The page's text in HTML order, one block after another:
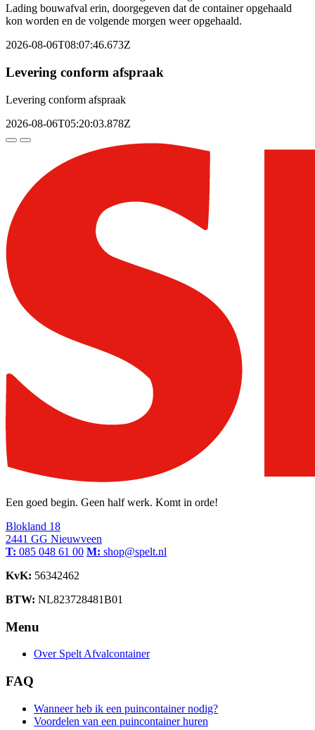
Lading bouwafval erin, doorgegeven dat de container opgehaald
kon worden en de volgende morgen weer opgehaald.
2026-08-06T08:07:46.673Z
Levering conform afspraak
Levering conform afspraak
2026-08-06T05:20:03.878Z
Een goed begin. Geen half werk. Komt in orde!
Blokland 18
2441 GG Nieuwveen
T: 085 048 61 00 M: shop@spelt.nl
KvK: 56342462
BTW: NL823728481B01
Menu
Over Spelt Afvalcontainer
FAQ
Wanneer heb ik een puincontainer nodig?
Voordelen van een puincontainer huren